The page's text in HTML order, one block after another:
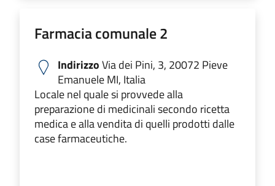
Farmacia comunale 2
IndirizzoVia dei Pini, 3, 20072 Pieve
Emanuele MI, Italia
Locale nel quale si provvede alla
preparazione di medicinali secondo ricetta
medica e alla vendita di quelli prodotti dalle
case farmaceutiche.